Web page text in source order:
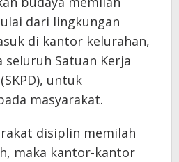
dari lingkungan
di kantor kelurahan,
seluruh Satuan Kerja
untuk
masyarakat.
disiplin memilah
maka kantor-kantor